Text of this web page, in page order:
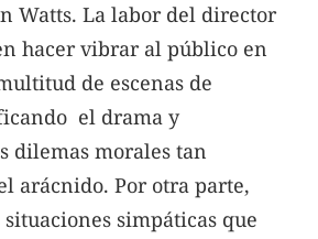
Watts. La labor del director
hacer vibrar al público en
de escenas de
el drama y
dilemas morales tan
arácnido. Por otra parte,
simpáticas que